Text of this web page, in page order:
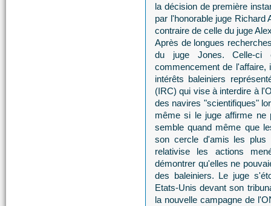
la décision de première
par l'honorable juge
contraire de celle du juge
Après de longues
du juge Jones. Celle-ci
commencement de l'affaire,
intérêts baleiniers
(IRC) qui vise à interdire à
des navires "scientifiques"
même si le juge affirme ne
semble quand même que
son cercle d'amis les plus
relativise les actions
démontrer qu'elles ne
des baleiniers. Le juge
Etats-Unis devant son
la nouvelle campagne de